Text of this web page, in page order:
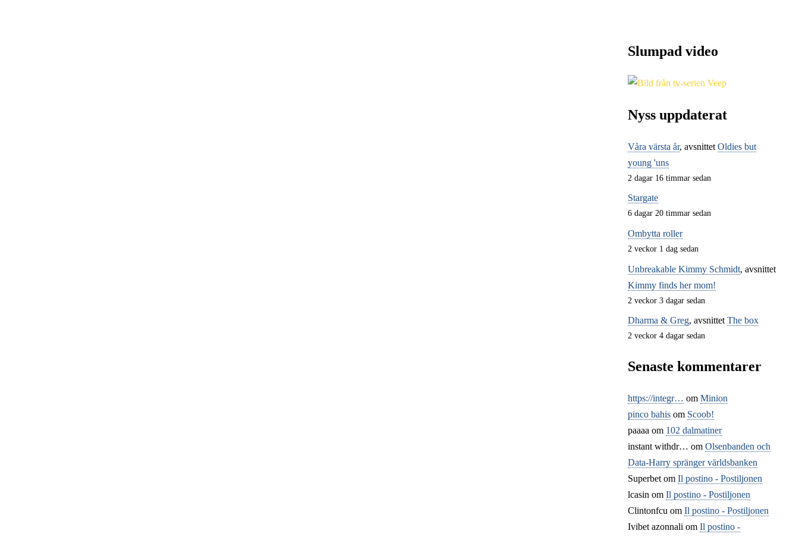
Slumpad video
Nyss uppdaterat
Våra värsta år, avsnittet Oldies but
young 'uns
2 dagar 16 timmar sedan
Stargate
6 dagar 20 timmar sedan
Ombytta roller
2 veckor 1 dag sedan
Unbreakable Kimmy Schmidt, avsnittet
Kimmy finds her mom!
2 veckor 3 dagar sedan
Dharma & Greg, avsnittet The box
2 veckor 4 dagar sedan
Senaste kommentarer
https://integr… om Minion
pinco bahis om Scoob!
paaaa om 102 dalmatiner
instant withdr… om Olsenbanden och
Data-Harry spränger världsbanken
Superbet om Il postino - Postiljonen
lcasin om Il postino - Postiljonen
Clintonfcu om Il postino - Postiljonen
Ivibet azonnali om Il postino -